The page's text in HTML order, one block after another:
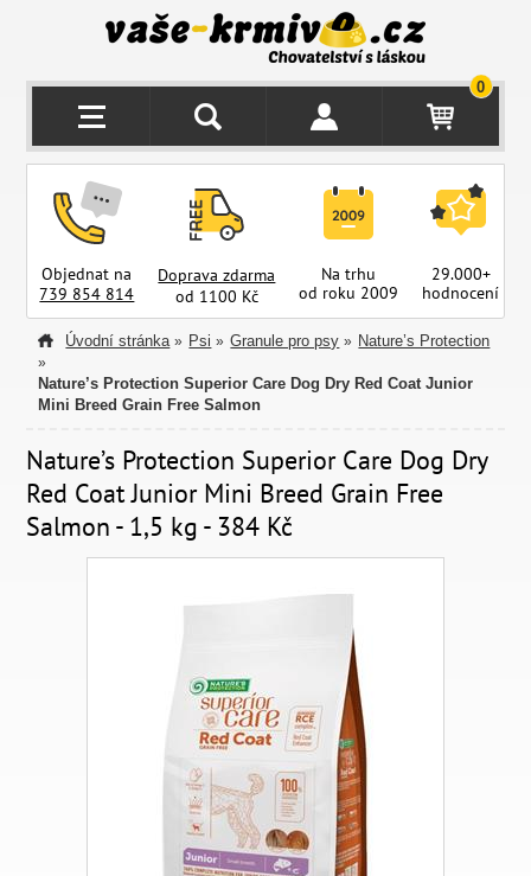
0
Objednat na
739 854 814
Doprava zdarma
od 1100 Kč
Na trhu
od roku 2009
29.000+
hodnocení
Úvodní stránka » Psi » Granule pro psy » Nature’s Protection
»
Nature’s Protection Superior Care Dog Dry Red Coat Junior
Mini Breed Grain Free Salmon
Nature’s Protection Superior Care Dog Dry
Red Coat Junior Mini Breed Grain Free
Salmon - 1,5 kg - 384 Kč